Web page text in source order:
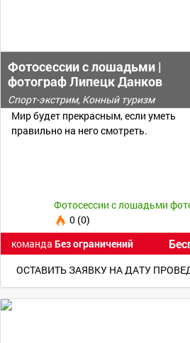
Фотосессии с лошадьми |
фотограф Липецк Данков
Спорт-экстрим, Конный туризм
Мир будет прекрасным, если уметь
правильно на него смотреть.
0 (0)
команда Без ограничений
ОСТАВИТЬ ЗАЯВКУ НА ДАТУ